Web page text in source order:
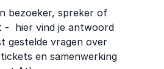
bezoeker, spreker of
- hier vind je antwoord
gestelde vragen over
en samenwerking